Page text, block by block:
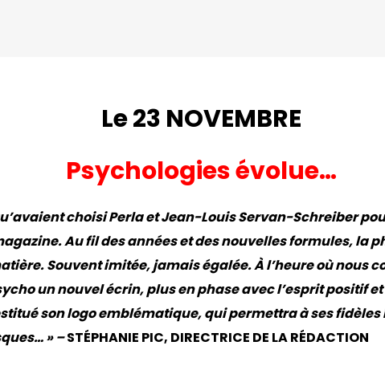
Le 23 NOVEMBRE
Psychologies évolue…
choisi Perla et Jean-Louis Servan-Schreiber
Au fil des années et des nouvelles formules, la
Souvent imitée, jamais égalée. À l’heure où nous
un nouvel écrin, plus en phase avec l’esprit positif
son logo emblématique, qui permettra à ses
» –STÉPHANIE PIC, DIRECTRICE DE LA RÉDACTION